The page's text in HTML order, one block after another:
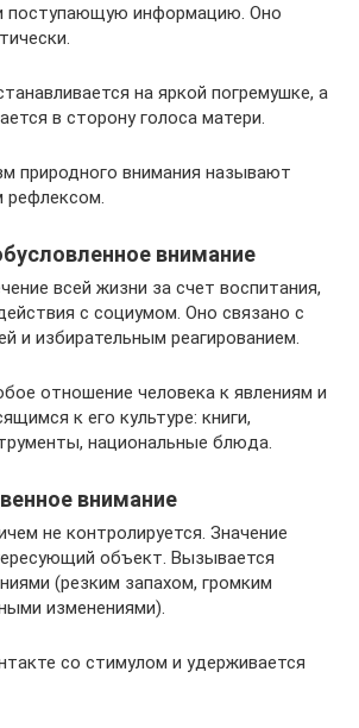
поступающую информацию. Оно
на яркой погремушке, а
в сторону голоса матери.
природного внимания называют
внимание
всей жизни за счет воспитания,
с социумом. Оно связано с
и избирательным реагированием.
отношение человека к явлениям и
к его культуре: книги,
национальные блюда.
внимание
не контролируется. Значение
объект. Вызывается
(резким запахом, громким
изменениями).
со стимулом и удерживается